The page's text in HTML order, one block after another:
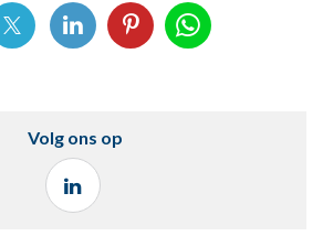
Volg ons op